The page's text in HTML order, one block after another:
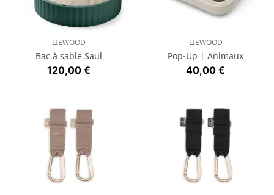
LIEWOOD
Bac à sable Saul
Prix
120,00 €
LIEWOOD
Pop-Up | Animaux
Prix
40,00 €